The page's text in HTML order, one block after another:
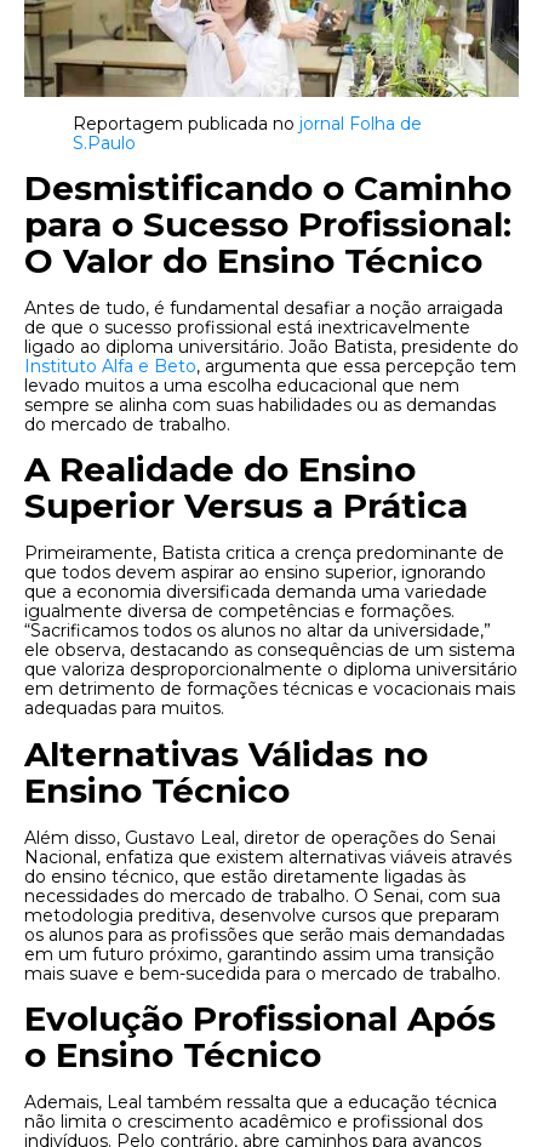
Reportagem publicada no jornal Folha de
S.Paulo
Desmistificando o Caminho
para o Sucesso Profissional:
O Valor do Ensino Técnico
Antes de tudo, é fundamental desafiar a noção arraigada
de que o sucesso profissional está inextricavelmente
ligado ao diploma universitário. João Batista, presidente do
Instituto Alfa e Beto, argumenta que essa percepção tem
levado muitos a uma escolha educacional que nem
sempre se alinha com suas habilidades ou as demandas
do mercado de trabalho.
A Realidade do Ensino
Superior Versus a Prática
Primeiramente, Batista critica a crença predominante de
que todos devem aspirar ao ensino superior, ignorando
que a economia diversificada demanda uma variedade
igualmente diversa de competências e formações.
“Sacrificamos todos os alunos no altar da universidade,”
ele observa, destacando as consequências de um sistema
que valoriza desproporcionalmente o diploma universitário
em detrimento de formações técnicas e vocacionais mais
adequadas para muitos.
Alternativas Válidas no
Ensino Técnico
Além disso, Gustavo Leal, diretor de operações do Senai
Nacional, enfatiza que existem alternativas viáveis através
do ensino técnico, que estão diretamente ligadas às
necessidades do mercado de trabalho. O Senai, com sua
metodologia preditiva, desenvolve cursos que preparam
os alunos para as profissões que serão mais demandadas
em um futuro próximo, garantindo assim uma transição
mais suave e bem-sucedida para o mercado de trabalho.
Evolução Profissional Após
o Ensino Técnico
Ademais, Leal também ressalta que a educação técnica
não limita o crescimento acadêmico e profissional dos
indivíduos. Pelo contrário, abre caminhos para avanços